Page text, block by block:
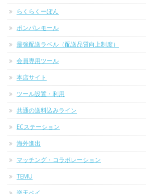
らくらくーぽん
ポンパレモール
最強配送ラベル（配送品質向上制度）
会員専用ツール
本店サイト
ツール設置・利用
共通の送料込みライン
ECステーション
海外進出
マッチング・コラボレーション
TEMU